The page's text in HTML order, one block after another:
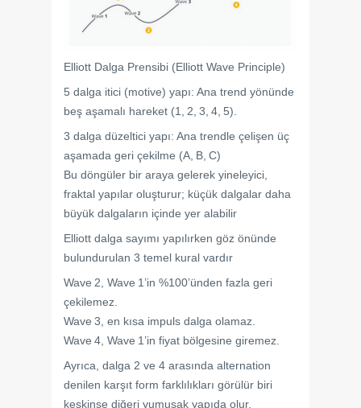
Elliott Dalga Prensibi (Elliott Wave Principle)
5 dalga itici (motive) yapı: Ana trend yönünde
beş aşamalı hareket (1, 2, 3, 4, 5).
3 dalga düzeltici yapı: Ana trendle çelişen üç
aşamada geri çekilme (A, B, C)
Bu döngüler bir araya gelerek yineleyici,
fraktal yapılar oluşturur; küçük dalgalar daha
büyük dalgaların içinde yer alabilir
Elliott dalga sayımı yapılırken göz önünde
bulundurulan 3 temel kural vardır
Wave 2, Wave 1’in %100’ünden fazla geri
çekilemez.
Wave 3, en kısa impuls dalga olamaz.
Wave 4, Wave 1’in fiyat bölgesine giremez.
Ayrıca, dalga 2 ve 4 arasında alternation
denilen karşıt form farklılıkları görülür biri
keskinse diğeri yumuşak yapıda olur.